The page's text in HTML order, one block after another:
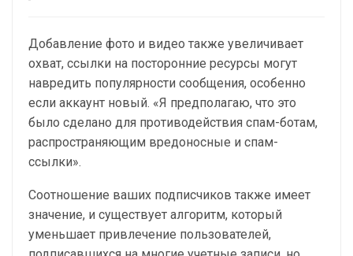
Добавление фото и видео также увеличивает
охват, ссылки на посторонние ресурсы могут
навредить популярности сообщения, особенно
если аккаунт новый. «Я предполагаю, что это
было сделано для противодействия спам-ботам,
распространяющим вредоносные и спам-
ссылки».
Соотношение ваших подписчиков также имеет
значение, и существует алгоритм, который
уменьшает привлечение пользователей,